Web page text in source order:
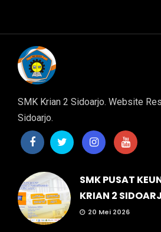
SMK Krian 2 Sidoarjo. Website
Sidoarjo.
SMK PUSAT
KRIAN 2
20 Mei 2026